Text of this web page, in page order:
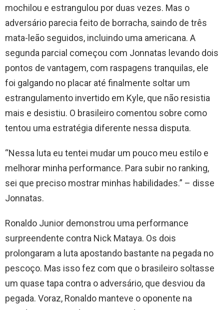
mochilou e estrangulou por duas vezes. Mas o
adversário parecia feito de borracha, saindo de três
mata-leão seguidos, incluindo uma americana. A
segunda parcial começou com Jonnatas levando dois
pontos de vantagem, com raspagens tranquilas, ele
foi galgando no placar até finalmente soltar um
estrangulamento invertido em Kyle, que não resistia
mais e desistiu. O brasileiro comentou sobre como
tentou uma estratégia diferente nessa disputa.
“Nessa luta eu tentei mudar um pouco meu estilo e
melhorar minha performance. Para subir no ranking,
sei que preciso mostrar minhas habilidades.” – disse
Jonnatas.
Ronaldo Junior demonstrou uma performance
surpreendente contra Nick Mataya. Os dois
prolongaram a luta apostando bastante na pegada no
pescoço. Mas isso fez com que o brasileiro soltasse
um quase tapa contra o adversário, que desviou da
pegada. Voraz, Ronaldo manteve o oponente na